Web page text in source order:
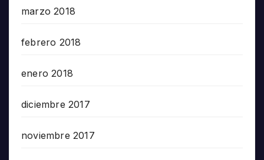
marzo 2018
febrero 2018
enero 2018
diciembre 2017
noviembre 2017